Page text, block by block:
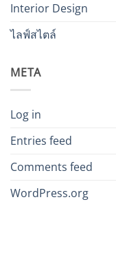
Interior Design
ไลฟ์สไตล์
META
Log in
Entries feed
Comments feed
WordPress.org